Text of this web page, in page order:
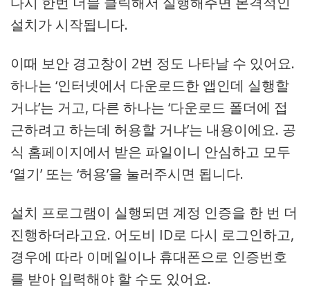
설치가 시작됩니다.
이때 보안 경고창이 2번 정도 나타날 수 있어요.
하나는 ‘인터넷에서 다운로드한 앱인데 실행할
거냐’는 거고, 다른 하나는 ‘다운로드 폴더에 접
근하려고 하는데 허용할 거냐’는 내용이에요. 공
식 홈페이지에서 받은 파일이니 안심하고 모두
‘열기’ 또는 ‘허용’을 눌러주시면 됩니다.
설치 프로그램이 실행되면 계정 인증을 한 번 더
진행하더라고요. 어도비 ID로 다시 로그인하고,
경우에 따라 이메일이나 휴대폰으로 인증번호
를 받아 입력해야 할 수도 있어요.